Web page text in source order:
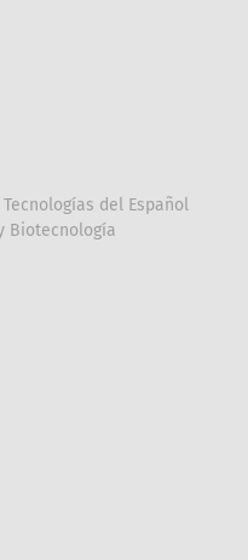
del Español
Biotecnología